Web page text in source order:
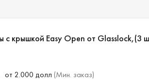
с крышкой Easy Open от Glasslock,(3
от 2.000 долл (Мин. заказ)